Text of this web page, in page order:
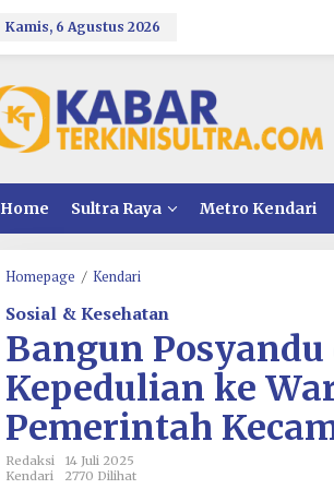
Kamis, 6 Agustus 2026
Home Sultra Raya Metro Kendari
Homepage / Kendari
n
u
n
P
s
Sosial & Kesehatan
Bangun
Kepedulian ke
Pemerintah
Redaksi
14 Juli 2025
Kendari
2770 Dilihat